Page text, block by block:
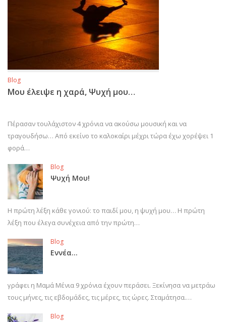
Blog
Μου έλειψε η χαρά, Ψυχή μου…
Πέρασαν τουλάχιστον 4 χρόνια να ακούσω μουσική και να
τραγουδήσω… Από εκείνο το καλοκαίρι μέχρι τώρα έχω χορέψει 1
φορά…
Blog
Ψυχή Μου!
Η πρώτη λέξη κάθε γονιού: το παιδί μου, η ψυχή μου… Η πρώτη
λέξη που έλεγα συνέχεια από την πρώτη…
Blog
Εννέα…
γράφει η Μαμά Μένια 9 χρόνια έχουν περάσει. Ξεκίνησα να μετράω
τους μήνες, τις εβδομάδες, τις μέρες, τις ώρες. Σταμάτησα.…
Blog